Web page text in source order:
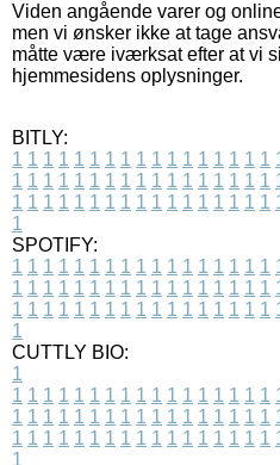
Viden angående varer og
men vi ønsker ikke at tage
måtte være iværksat efter at vi
hjemmesidens oplysninger.
BITLY:
1 1 1 1 1 1 1 1 1 1 1 1 1 1 1 1 1
1 1 1 1 1 1 1 1 1 1 1 1 1 1 1 1 1
1 1 1 1 1 1 1 1 1 1 1 1 1 1 1 1 1
1
SPOTIFY:
1 1 1 1 1 1 1 1 1 1 1 1 1 1 1 1 1
1 1 1 1 1 1 1 1 1 1 1 1 1 1 1 1 1
1 1 1 1 1 1 1 1 1 1 1 1 1 1 1 1 1
1
CUTTLY BIO:
1
1 1 1 1 1 1 1 1 1 1 1 1 1 1 1 1 1
1 1 1 1 1 1 1 1 1 1 1 1 1 1 1 1 1
1 1 1 1 1 1 1 1 1 1 1 1 1 1 1 1 1
1